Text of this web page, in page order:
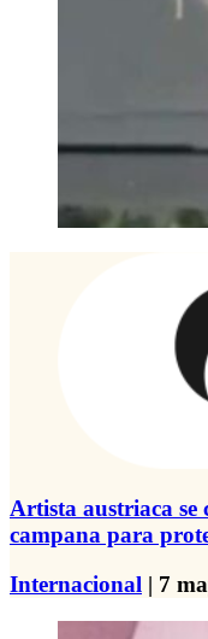
Artista austriaca se
campana para
Internacional | 7